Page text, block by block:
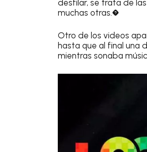
desfilar, se trata de
muchas otras.�
Otro de los videos
hasta que al final una
mientras sonaba